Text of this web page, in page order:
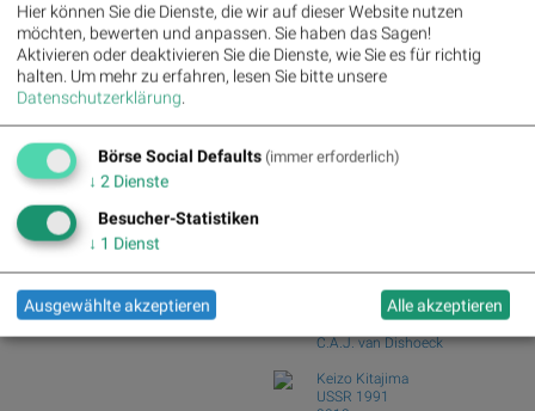
Fresenius Medical Care : 2.12%
» Details
Fresenius : 1.71%» Details
Hochtief : -0.71% » Details
Rheinmetall : -0.85%
Siemens : -5.11%» Details
Siemens Energy : -1.19%
»
Details
Scout24 : -6.12%» Details
Wie Bajaj Mobility AG, Marinomed
Biotech, Kapsch ...
Wie VIG, AT&S, Lenzing, CA Immo,
Wienerberger und...
Joan van der Keuken
C.A.J. van Dishoeck
Keizo Kitajima
USSR 1991
Hier können Sie die Dienste, die wir auf dieser Website nutzen
möchten, bewerten und anpassen. Sie haben das Sagen!
Aktivieren oder deaktivieren Sie die Dienste, wie Sie es für richtig
halten. Um mehr zu erfahren, lesen Sie bitte unsere
Datenschutzerklärung.
Börse Social Defaults (immer erforderlich)
↓ 2 Dienste
Besucher-Statistiken
↓ 1 Dienst
Ausgewählte akzeptieren Alle akzeptieren